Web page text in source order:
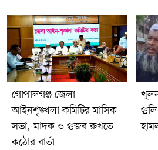
গোপালগঞ্জ জেলা
আইনশৃঙ্খলা কমিটির মাসিক
সভা, মাদক ও গুজব রুখতে
কঠোর বার্তা